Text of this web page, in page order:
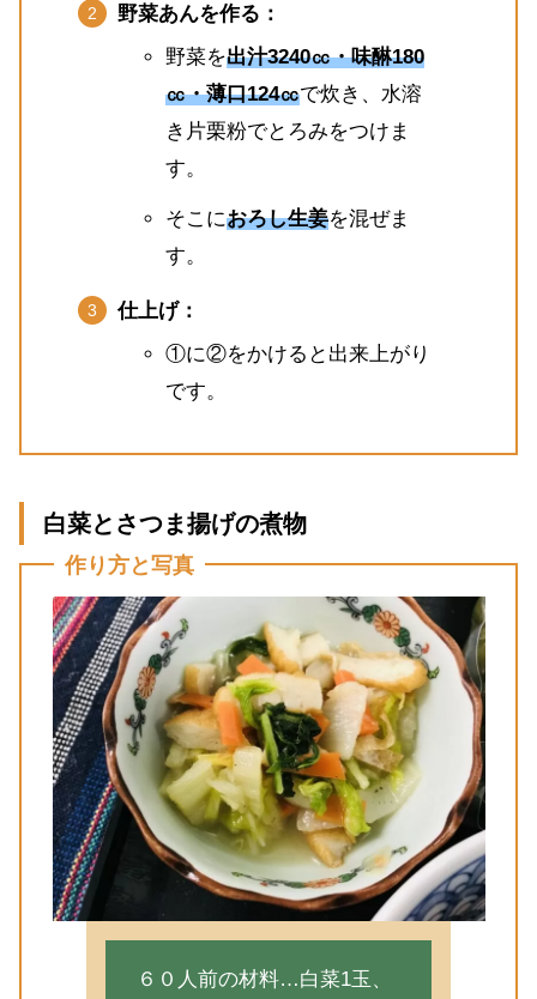
野菜あんを作る：
野菜を出汁3240㏄・味醂180
㏄・薄口124㏄で炊き、水溶
き片栗粉でとろみをつけま
す。
そこにおろし生姜を混ぜま
す。
仕上げ：
①に②をかけると出来上がり
です。
白菜とさつま揚げの煮物
作り方と写真
６０人前の材料…白菜1玉、